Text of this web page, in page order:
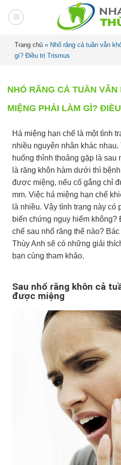
Trang chủ » Nhổ răng cả tuần vẫn
gì? Điều trị Trismus
NHỔ RĂNG CẢ TUẦN
MIỆNG PHẢI LÀM GÌ?
Há miệng hạn chế là một tình
nhiều nguyên nhân khác nhau.
huống thỉnh thoảng gặp là sau
là răng khôn hàm dưới thì
được miệng, nếu cố gắng chỉ
mm. Việc há miệng hạn chế
là nhiều. Vậy tình trạng này có
biến chứng nguy hiểm không?
chế sau nhổ răng thế nào?
Thùy Anh sẽ có những giải
bạn cùng tham khảo.
Sau nhổ răng khôn cả
được miệng